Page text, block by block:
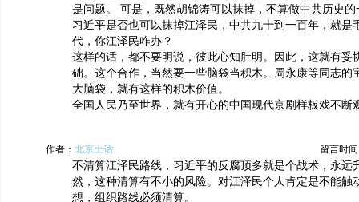
是问题。 可是，既然胡锦涛可以抹掉，不算做中共历史
习近平是否也可以抹掉江泽民，中共九十到一百年，就是
代，你江泽民咋办？
这样的话，都不要明说，彼此心知肚明。因此，这就有妥
础。这个合作，当然要一些脑袋当积木。周永康等同志的
大脑袋，就有这样的积木价值。
全国人民乃至世界，就有开心的中国现代京剧样板戏不断
作者： 北京土话 留言时间
不清算江泽民路线，习近平的反腐顶多就是个战术，永远
然，这种清算有不小的风险。对江泽民个人肯定是不能触
想，组织路线必须清算。